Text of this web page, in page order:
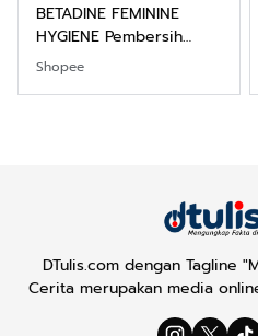
BETADINE FEMININE
HYGIENE Pembersih
Kewanitaan 60ml
Shopee
DTulis.com dengan Tagline
Cerita merupakan media